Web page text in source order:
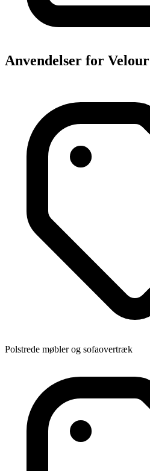
Anvendelser for Velour
Polstrede møbler og sofaovertræk